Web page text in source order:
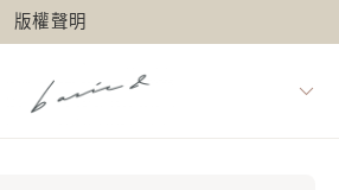
版權聲明